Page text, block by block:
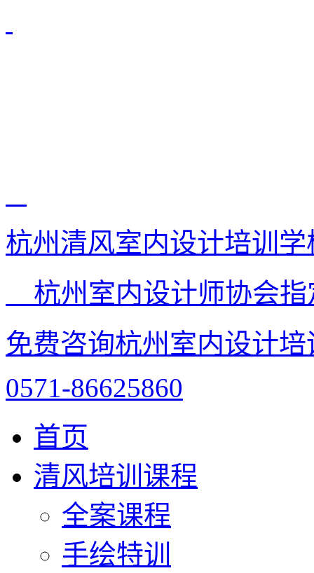
杭州清风室内设计培训学
杭州室内设计师协会
免费咨询杭州室内设计
0571-86625860
首页
清风培训课程
全案课程
手绘特训